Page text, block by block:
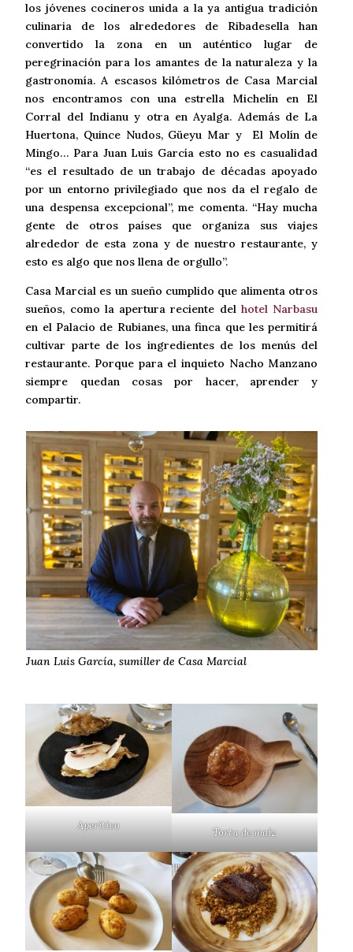
los jóvenes cocineros unida a la ya antigua tradición
culinaria de los alrededores de Ribadesella han
convertido la zona en un auténtico lugar de
peregrinación para los amantes de la naturaleza y la
gastronomía. A escasos kilómetros de Casa Marcial
nos encontramos con una estrella Michelín en El
Corral del Indianu y otra en Ayalga. Además de La
Huertona, Quince Nudos, Güeyu Mar y El Molín de
Mingo… Para Juan Luis García esto no es casualidad
“es el resultado de un trabajo de décadas apoyado
por un entorno privilegiado que nos da el regalo de
una despensa excepcional”, me comenta. “Hay mucha
gente de otros países que organiza sus viajes
alrededor de esta zona y de nuestro restaurante, y
esto es algo que nos llena de orgullo”.
Casa Marcial es un sueño cumplido que alimenta otros
sueños, como la apertura reciente del hotel Narbasu
en el Palacio de Rubianes, una finca que les permitirá
cultivar parte de los ingredientes de los menús del
restaurante. Porque para el inquieto Nacho Manzano
siempre quedan cosas por hacer, aprender y
compartir.
Juan Luis García, sumiller de Casa Marcial
Aperitivo
Tortu de maíz